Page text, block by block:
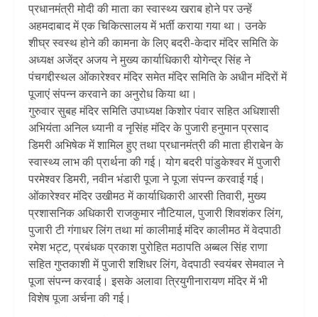
प्रधानमंत्री मोदी की माता का स्वास्थ्य खराब होने पर उन्हें
अहमदाबाद में एक चिकित्सालय में भर्ती कराया गया था। उनके
शीघ्र स्वस्थ होने की कामना के लिए बदरी-केदार मंदिर समिति के
अध्यक्ष अजेंद्र अजय ने मुख्य कार्याधिकारी योगेन्द्र सिंह ने
पंचगद्दीस्थल ओंकारेश्वर मंदिर समेत मंदिर समिति के अधीन मंदिरों में
पूजाएं संपन्न करवाने का अनुरोध किया था।
गुरुवार सुबह मंदिर समिति उपाध्यक्ष किशोर पंवार सहित अधिशासी
अभियंता अनिल ध्यानी व नृसिंह मंदिर के पुजारी हनुमान प्रसाद
डिमरी अभिषेक में शामिल हुए तथा प्रधानमंत्री की माता हीराबेन के
स्वास्थ्य लाभ की प्रार्थना की गई। योग बदरी पांडुकेश्वर में पुजारी
परमेश्वर डिमरी, नवीन भंडारी पूजा ने पूजा संपन्न करवाई गई।
ओंकारेश्वर मंदिर उखीमठ में कार्याधिकारी आरसी तिवारी, मुख्य
प्रशासनिक अधिकारी राजकुमार नौटियाल, पुजारी शिवशंकर लिंग,
पुजारी टी गंगाधर लिंग तथा मां कालीमाई मंदिर कालीमठ में वेदपाठी
रमेश भट्ट, प्रबंधक प्रकाश पुरोहित मठापति अब्बल सिंह राणा
सहित गुप्तकाशी में पुजारी शशिधर लिंग, वेदपाठी स्वयंबर सेमवाल ने
पूजा संपन्न करवाई। इसके अलावा त्रियुगीनारायण मंदिर में भी
विशेष पूजा अर्चना की गई।